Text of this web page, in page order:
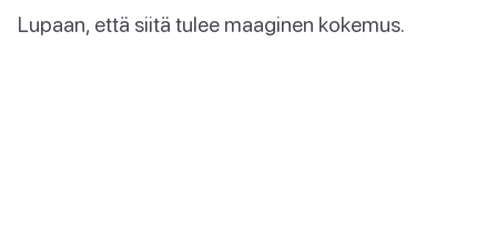
Lupaan, että siitä tulee maaginen kokemus.